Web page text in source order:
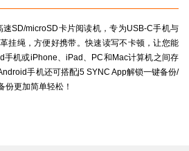
SD/microSD卡片阅读机，专为USB-C手机与
挂绳，方便好携带。快速读写不卡顿，让您能
手机或iPhone、iPad、PC和Mac计算机之间存
手机还可搭配j5 SYNC App解锁一键备份/
份更加简单轻松！